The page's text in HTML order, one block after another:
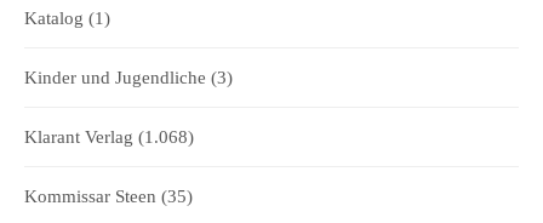
Katalog (1)
Kinder und Jugendliche (3)
Klarant Verlag (1.068)
Kommissar Steen (35)